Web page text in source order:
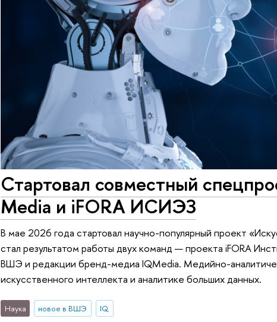
Стартовал совместный
Media и iFORA ИСИЭЗ
В мае 2026 года стартовал научно-популярный проект
стал результатом работы двух команд — проекта iFORA
ВШЭ и редакции бренд-медиа IQMedia. Медийно-
искусственного интеллекта и аналитике больших данных.
Наука новое в ВШЭ IQ